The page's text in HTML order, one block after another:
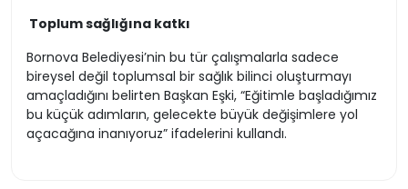
Toplum sağlığına katkı
Bornova Belediyesi’nin bu tür çalışmalarla sadece
bireysel değil toplumsal bir sağlık bilinci oluşturmayı
amaçladığını belirten Başkan Eşki, “Eğitimle başladığımız
bu küçük adımların, gelecekte büyük değişimlere yol
açacağına inanıyoruz” ifadelerini kullandı.